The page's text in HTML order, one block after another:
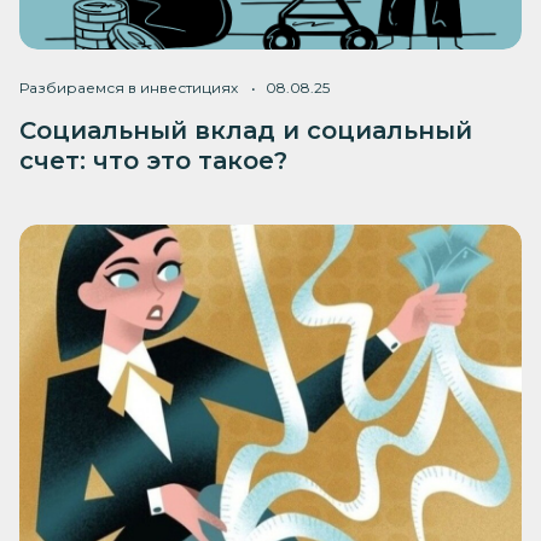
Разбираемся в инвестициях 08.08.25
Социальный вклад и социальный
счет: что это такое?